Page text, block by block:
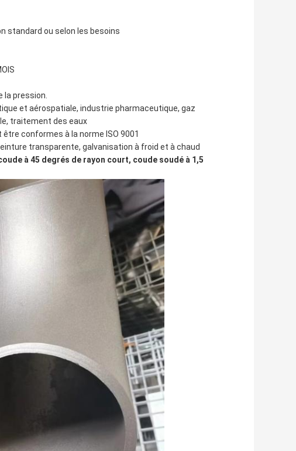
standard ou selon les besoins
la pression.
et aérospatiale, industrie pharmaceutique, gaz
traitement des eaux
conformes à la norme ISO 9001
transparente, galvanisation à froid et à chaud
à 45 degrés de rayon court, coude soudé à 1,5